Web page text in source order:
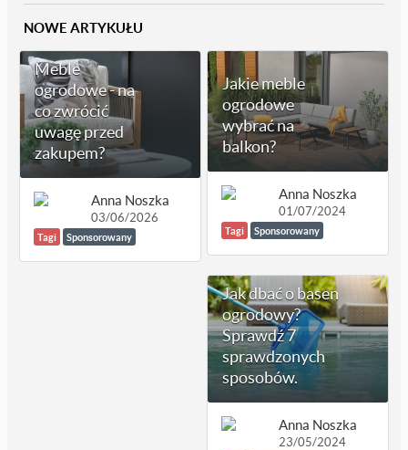
NOWE ARTYKUŁU
Meble
ogrodowe - na
co zwrócić
uwagę przed
zakupem?
Anna Noszka
03/06/2026
Tagi Sponsorowany
Jakie meble
ogrodowe
wybrać na
balkon?
Anna Noszka
01/07/2024
Tagi Sponsorowany
Jak dbać o basen
ogrodowy?
Sprawdź 7
sprawdzonych
sposobów.
Anna Noszka
23/05/2024